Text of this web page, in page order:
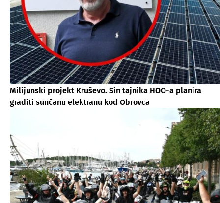
Milijunski projekt Kruševo. Sin tajnika HOO-a planira
graditi sunčanu elektranu kod Obrovca